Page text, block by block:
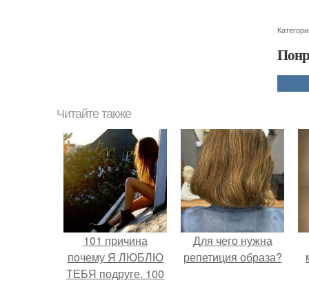
Читайте также
101 причина
почему Я ЛЮБЛЮ
ТЕБЯ подруге. 100
Для чего нужна
репетиция образа?